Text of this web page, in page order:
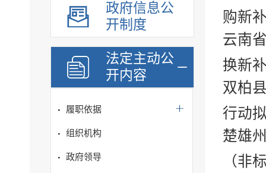
政府信息公
开制度
法定主动公
开内容
履职依据
组织机构
政府领导
购新
云南
换新
双柏
行动
楚雄
（非